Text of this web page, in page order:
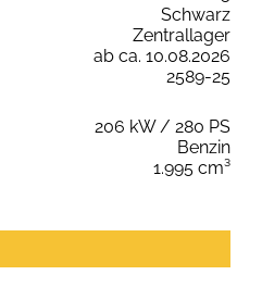
Schwarz
Zentrallager
ab ca. 10.08.2026
2589-25
206 kW / 280 PS
Benzin
1.995 cm³